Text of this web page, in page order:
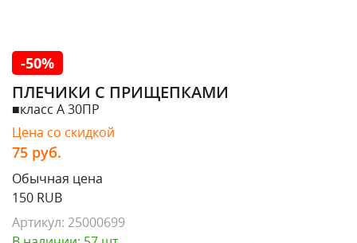
-50%
ПЛЕЧИКИ С ПРИЩЕПКАМИ
■класс А 30ПР
Цена со скидкой
75 руб.
Обычная цена
150 RUB
Артикул: 25000699